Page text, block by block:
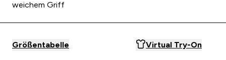
weichem Griff
Größentabelle Virtual Try-On